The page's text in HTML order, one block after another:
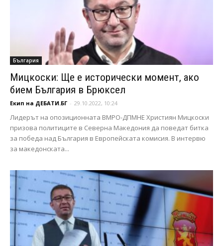
България
Мицкоски: Ще е исторически момент, ако
бием България в Брюксел
Екип на ДЕБАТИ.БГ - 29.10.2022, 10:24
Лидерът на опозиционната ВМРО-ДПМНЕ Християн Мицкоски
призова политиците в Северна Македония да поведат битка
за победа над България в Европейската комисия. В интервю
за македонската...